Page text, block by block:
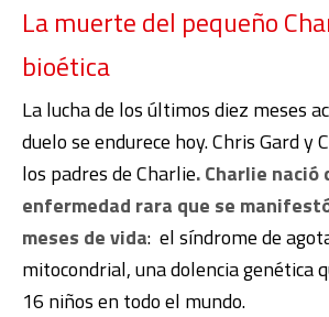
La muerte del pequeño
bioética
La lucha de los últimos diez meses
duelo se endurece hoy. Chris Gard y
los padres de Charlie. Charlie nació
enfermedad rara que se
meses de vida: el síndrome de
mitocondrial, una dolencia genética
16 niños en todo el mundo.